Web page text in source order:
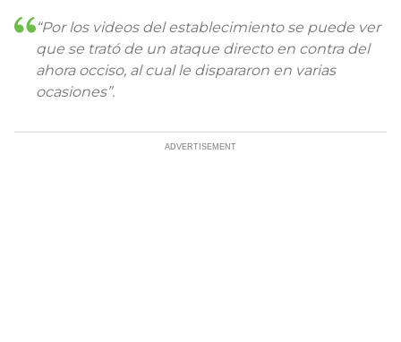
“Por los videos del establecimiento se puede ver
que se trató de un ataque directo en contra del
ahora occiso, al cual le dispararon en varias
ocasiones”.